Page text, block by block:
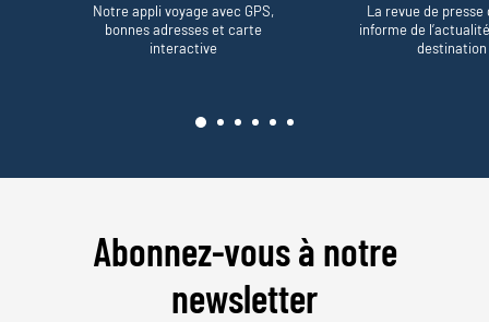
Notre appli voyage avec GPS,
bonnes adresses et carte
interactive
La revue de presse
informe de
destination
Abonnez-vous à notre
newsletter